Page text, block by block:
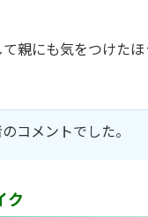
親にも気をつけたほ
コメントでした。
ク